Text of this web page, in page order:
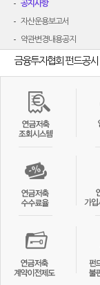
공지사항
자산운용보고서
약관변경내용공지
금융투자협회 펀드공시